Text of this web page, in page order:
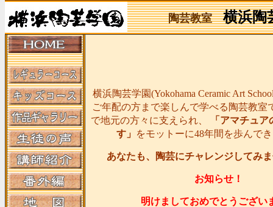
陶芸教室 横浜陶
横浜陶芸学園(Yokohama Ceramic Art
ご年配の方まで楽しんで学べる陶芸教室
で地元の方々に支えられ、
「アマチュ
す」
をモットーに48年間を歩んで
あなたも、陶芸にチャレンジしてみ
お知らせ！
明けましておめでとうござい